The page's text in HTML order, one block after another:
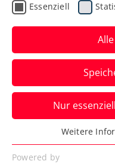
NÖ Open
EVN: Die
der
Der ATP-
multinationales
Phalanx an
Verfasst von:
Essenziell
Nur
Essenziell
Essenzielle Cookies
Weitere
Powered by